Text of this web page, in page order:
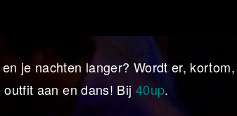
je nachten langer? Wordt er,
aan en dans! Bij 40up.